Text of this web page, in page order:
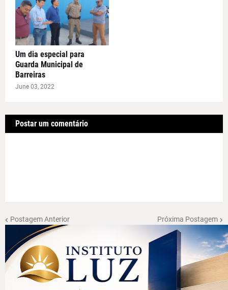
Um dia especial para
Guarda Municipal de
Barreiras
June 03, 2022
Postar um comentário
Postagem Anterior Próxima Postagem